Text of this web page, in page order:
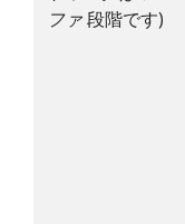
ファ段階です)